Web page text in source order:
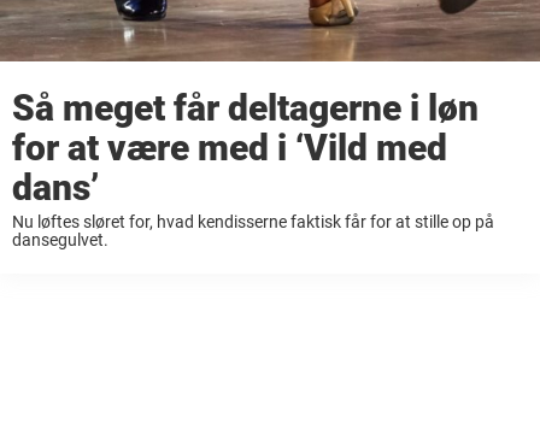
Så meget får deltagerne i løn
for at være med i ‘Vild med
dans’
Nu løftes sløret for, hvad kendisserne faktisk får for at stille op på
dansegulvet.